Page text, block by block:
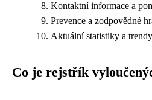
Kontaktní informace a
Prevence a zodpovědné
Aktuální statistiky a trendy
Co je rejstřík